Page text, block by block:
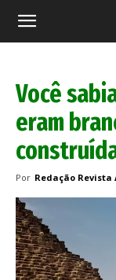
Revista
Você
eram
Por Redação Revista